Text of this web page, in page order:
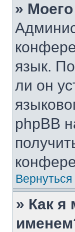
»
язык.
ли он
phpBB
Вернуться
» Как я